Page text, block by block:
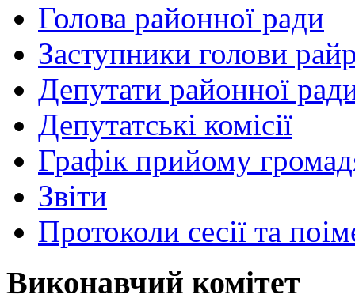
Голова районної ради
Заступники голови
Депутати районної
Депутатські комісії
Графік прийому
Звіти
Протоколи сесії та
Виконавчий комітет